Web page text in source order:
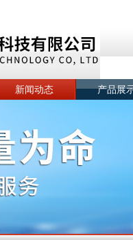
新闻动态 产品展